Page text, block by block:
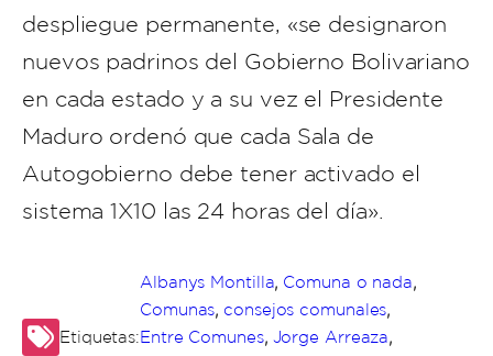
despliegue permanente, «se designaron
nuevos padrinos del Gobierno Bolivariano
en cada estado y a su vez el Presidente
Maduro ordenó que cada Sala de
Autogobierno debe tener activado el
sistema 1X10 las 24 horas del día».
Etiquetas:
Albanys Montilla, Comuna o nada,
Comunas, consejos comunales,
Entre Comunes, Jorge Arreaza,